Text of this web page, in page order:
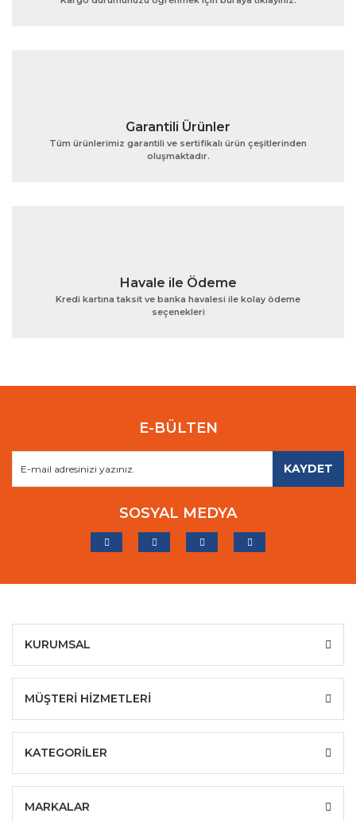
Gönder
Garantili Ürünler
Tüm ürünlerimiz garantili ve sertifikalı ürün çeşitlerinden
oluşmaktadır.
Havale ile Ödeme
Kredi kartına taksit ve banka havalesi ile kolay ödeme
seçenekleri
E-BÜLTEN
KAYDET
SOSYAL MEDYA
KURUMSAL
MÜŞTERİ HİZMETLERİ
KATEGORİLER
MARKALAR